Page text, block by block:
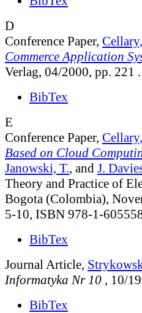
D
Conference Paper,
Commerce Application
Verlag, 04/2000, pp. 221
BibTex
E
Conference Paper,
Based on Cloud
Janowski, T., and J.
Theory and Practice of
Bogota (Colombia),
5-10, ISBN 978-1-
BibTex
Journal Article,
Informatyka Nr 10 , 10/
BibTex